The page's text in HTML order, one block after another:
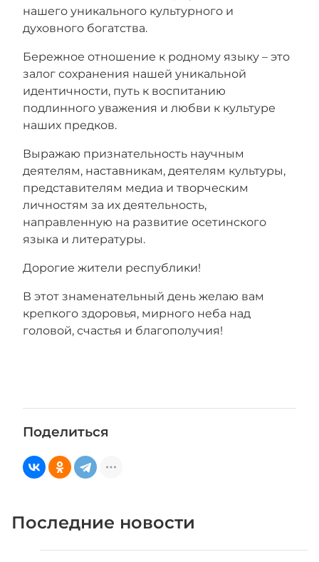
нашего уникального культурного и
духовного богатства.
Бережное отношение к родному языку – это
залог сохранения нашей уникальной
идентичности, путь к воспитанию
подлинного уважения и любви к культуре
наших предков.
Выражаю признательность научным
деятелям, наставникам, деятелям культуры,
представителям медиа и творческим
личностям за их деятельность,
направленную на развитие осетинского
языка и литературы.
Дорогие жители республики!
В этот знаменательный день желаю вам
крепкого здоровья, мирного неба над
головой, счастья и благополучия!
Поделиться
Последние новости